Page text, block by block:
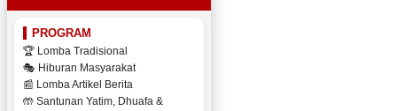
PROGRAM
🏆 Lomba Tradisional
🎭 Hiburan Masyarakat
📰 Lomba Artikel Berita
🤲 Santunan Yatim, Dhuafa &